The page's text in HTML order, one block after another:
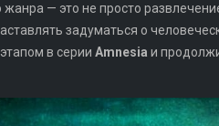
жанра — это не просто
задуматься о
в серии Amnesia и